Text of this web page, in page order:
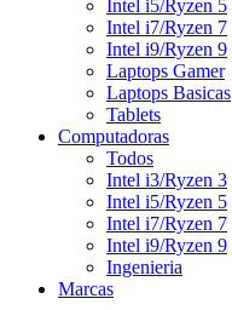
Intel i5/Ryzen 5
Intel i7/Ryzen 7
Intel i9/Ryzen 9
Laptops Gamer
Laptops Basicas
Tablets
Computadoras
Todos
Intel i3/Ryzen 3
Intel i5/Ryzen 5
Intel i7/Ryzen 7
Intel i9/Ryzen 9
Ingenieria
Marcas